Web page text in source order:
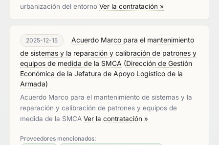
urbanización del entorno Ver la contratación »
2025-12-15
Acuerdo Marco para el mantenimiento
de sistemas y la reparación y calibración de patrones y
equipos de medida de la SMCA (Dirección de Gestión
Económica de la Jefatura de Apoyo Logístico de la
Armada)
Acuerdo Marco para el mantenimiento de sistemas y la
reparación y calibración de patrones y equipos de
medida de la SMCA Ver la contratación »
Proveedores mencionados: